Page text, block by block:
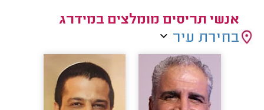
אנשי תריסים מומלצים במידרג
בחירת עיר